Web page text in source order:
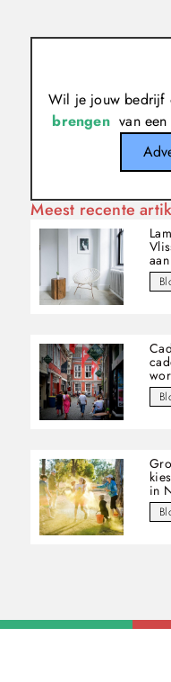
Wil je jouw bedrijf
brengenvan
Meest recente
in